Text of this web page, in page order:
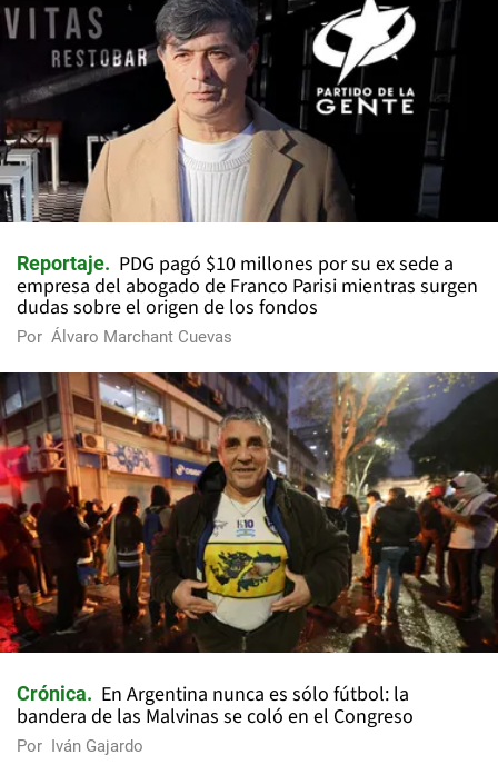
Reportaje
PDG pagó $10 millones por su ex sede a
empresa del abogado de Franco Parisi mientras surgen
dudas sobre el origen de los fondos
Por Álvaro Marchant Cuevas
Crónica
En Argentina nunca es sólo fútbol: la
bandera de las Malvinas se coló en el Congreso
Por Iván Gajardo